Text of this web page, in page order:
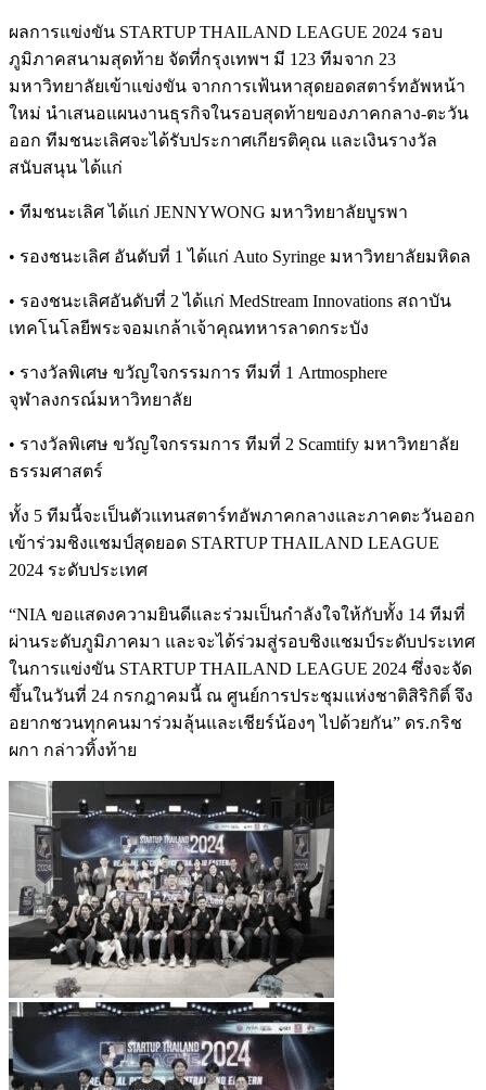
ผลการแข่งขัน STARTUP THAILAND LEAGUE 2024 รอบ
ภูมิภาคสนามสุดท้าย จัดที่กรุงเทพฯ มี 123 ทีมจาก 23
มหาวิทยาลัยเข้าแข่งขัน จากการเฟ้นหาสุดยอดสตาร์ทอัพหน้า
ใหม่ นำเสนอแผนงานธุรกิจในรอบสุดท้ายของภาคกลาง-ตะวัน
ออก ทีมชนะเลิศจะได้รับประกาศเกียรติคุณ และเงินรางวัล
สนับสนุน ได้แก่
• ทีมชนะเลิศ ได้แก่ JENNYWONG มหาวิทยาลัยบูรพา
• รองชนะเลิศ อันดับที่ 1 ได้แก่ Auto Syringe มหาวิทยาลัยมหิดล
• รองชนะเลิศอันดับที่ 2 ได้แก่ MedStream Innovations สถาบัน
เทคโนโลยีพระจอมเกล้าเจ้าคุณทหารลาดกระบัง
• รางวัลพิเศษ ขวัญใจกรรมการ ทีมที่ 1 Artmosphere
จุฬาลงกรณ์มหาวิทยาลัย
• รางวัลพิเศษ ขวัญใจกรรมการ ทีมที่ 2 Scamtify มหาวิทยาลัย
ธรรมศาสตร์
ทั้ง 5 ทีมนี้จะเป็นตัวแทนสตาร์ทอัพภาคกลางและภาคตะวันออก
เข้าร่วมชิงแชมป์สุดยอด STARTUP THAILAND LEAGUE
2024 ระดับประเทศ
“NIA ขอแสดงความยินดีและร่วมเป็นกำลังใจให้กับทั้ง 14 ทีมที่
ผ่านระดับภูมิภาคมา และจะได้ร่วมสู่รอบชิงแชมป์ระดับประเทศ
ในการแข่งขัน STARTUP THAILAND LEAGUE 2024 ซึ่งจะจัด
ขึ้นในวันที่ 24 กรกฎาคมนี้ ณ ศูนย์การประชุมแห่งชาติสิริกิติ์ จึง
อยากชวนทุกคนมาร่วมลุ้นและเชียร์น้องๆ ไปด้วยกัน” ดร.กริช
ผกา กล่าวทิ้งท้าย